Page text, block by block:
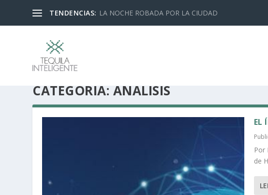
TENDENCIAS: LA NOCHE ROBADA POR LA CIUDAD
CATEGORÍA: ANÁLISIS
EL
Por
de